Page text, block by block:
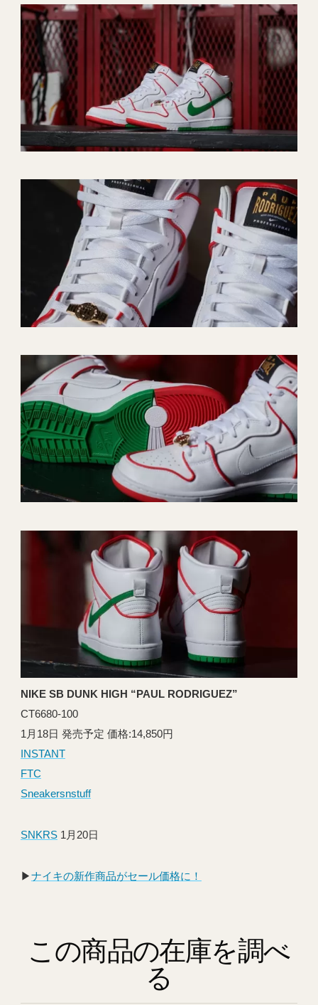
NIKE SB DUNK HIGH “PAUL RODRIGUEZ”
CT6680-100
1月18日 発売予定 価格:14,850円
INSTANT
FTC
Sneakersnstuff
SNKRS1月20日
▶︎ナイキの新作商品がセール価格に！
この商品の在庫を調べ
る